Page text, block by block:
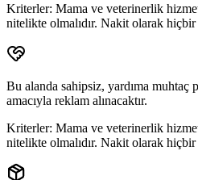
Kriterler: Mama ve veterinerlik
nitelikte olmalıdır. Nakit olarak hiçbir
Bu alanda sahipsiz, yardıma muhtaç
amacıyla reklam alınacaktır.
Kriterler: Mama ve veterinerlik
nitelikte olmalıdır. Nakit olarak hiçbir